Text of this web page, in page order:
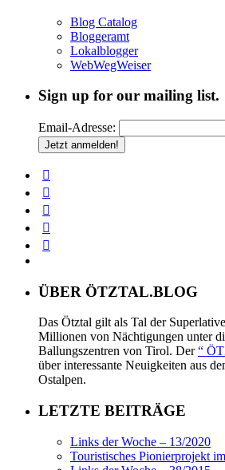
Blog Catalog
Bloggeramt
Lokalblogger
WebWegWeiser
Sign up for our mailing list.
Email-Adresse:
ÜBER ÖTZTAL.BLOG
Das Ötztal gilt als Tal der
Millionen von Nächtigungen unter
Ballungszentren von Tirol. Der“
über interessante Neuigkeiten aus
Ostalpen.
LETZTE BEITRÄGE
Links der Woche – 13/2020
Touristisches Pionierprojekt